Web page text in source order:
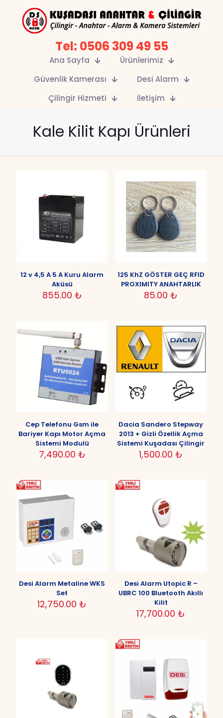
Tel: 0506 309 49 55
Ana Sayfa
Ürünlerimiz
Güvenlik Kamerası
Desi Alarm
Çilingir Hizmeti
İletişim
Kale Kilit Kapı Ürünleri
12 v 4,5 A 5 A Kuru Alarm
Aküsü
855.00 ₺
125 KhZ GÖSTER GEÇ RFID
PROXIMITY ANAHTARLIK
85.00₺
Cep Telefonu Gsm ile
Bariyer Kapı Motor Açma
Sistemi Modulü
7,490.00 ₺
Dacia Sandero Stepway
2013 + Gizli Özellik Açma
Sistemi Kuşadası Çilingir
1,500.00₺
Desi Alarm Metaline WKS
Set
12,750.00₺
Desi Alarm Utopic R –
UBRC 100 Bluetooth Akıllı
Kilit
17,700.00₺